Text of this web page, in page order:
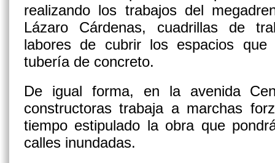
realizando los trabajos del
Lázaro Cárdenas, cuadrillas de
labores de cubrir los espacios
tubería de concreto.
De igual forma, en la avenida
constructoras trabaja a marchas
tiempo estipulado la obra que
calles inundadas.